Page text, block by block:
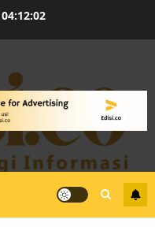
04:12:03